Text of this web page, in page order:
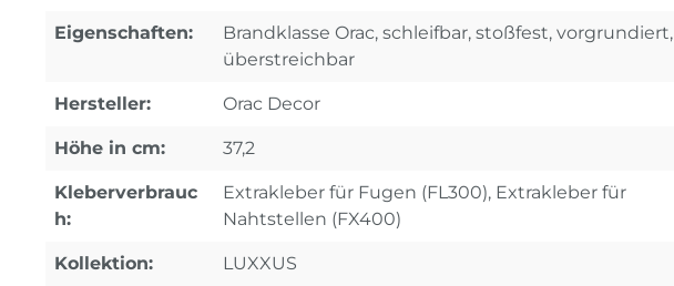
Eigenschaften:
Brandklasse Orac, schleifbar, stoßfest, vorgrundiert,
überstreichbar
Hersteller: Orac Decor
Höhe in cm: 37,2
Kleberverbrauc
h:
Extrakleber für Fugen (FL300), Extrakleber für
Nahtstellen (FX400)
Kollektion: LUXXUS